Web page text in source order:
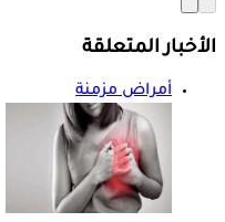
الأخبار المتعلقة
أمراض مزمنة